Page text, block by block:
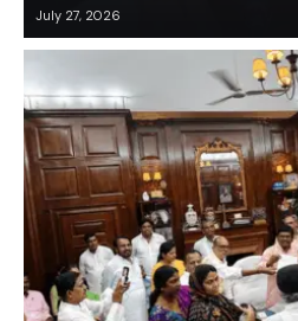
July 27, 2026